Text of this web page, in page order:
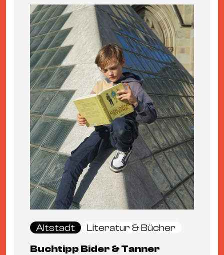
Altstadt
Literatur & Bücher
Buchtipp Bider & Tanner